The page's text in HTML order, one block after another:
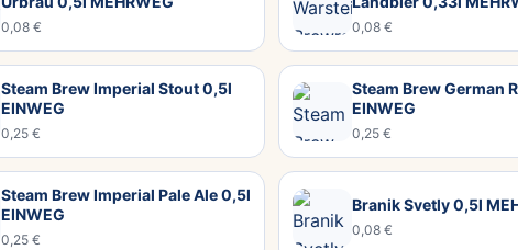
0,08 € 0,08 €
Steam Brew Imperial Stout 0,5l
EINWEG
0,25 €
Steam Brew German
EINWEG
0,25 €
Steam Brew Imperial Pale Ale 0,5l
EINWEG
0,25 €
Branik Svetly 0,5l
0,08 €